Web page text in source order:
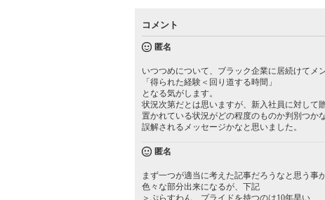
コメント
匿名
いつつめについて、ブラック企業に居続けてメ
「得られた経験＜回り道する時間」
となる気がします。
状況次第だとは思いますが、新入社員に対して
置かれている状況がどの程度のものか判別つか
誤解されるメッセージかなと思いました。
匿名
まず一つが適当に考えた記事だろうなと思う事が
色々な部分出来になるが、下記
＞ぷらすわん、プライドを持つのは10年早い